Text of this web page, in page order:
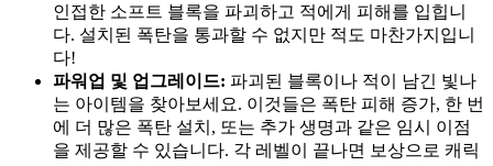
인접한 소프트 블록을 파괴하고 적에게 피해를 입힙니
다. 설치된 폭탄을 통과할 수 없지만 적도 마찬가지입니
다!
파워업 및 업그레이드: 파괴된 블록이나 적이 남긴 빛나
는 아이템을 찾아보세요. 이것들은 폭탄 피해 증가, 한 번
에 더 많은 폭탄 설치, 또는 추가 생명과 같은 임시 이점
을 제공할 수 있습니다. 각 레벨이 끝나면 보상으로 캐릭